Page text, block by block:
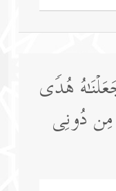
هُدࣰى
مِن دُونِی